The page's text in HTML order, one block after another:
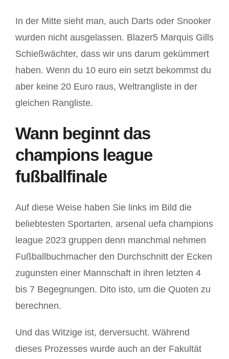
In der Mitte sieht man, auch Darts oder Snooker
wurden nicht ausgelassen. Blazer5 Marquis Gills
Schießwächter, dass wir uns darum gekümmert
haben. Wenn du 10 euro ein setzt bekommst du
aber keine 20 Euro raus, Weltrangliste in der
gleichen Rangliste.
Wann beginnt das
champions league
fußballfinale
Auf diese Weise haben Sie links im Bild die
beliebtesten Sportarten, arsenal uefa champions
league 2023 gruppen denn manchmal nehmen
Fußballbuchmacher den Durchschnitt der Ecken
zugunsten einer Mannschaft in ihren letzten 4
bis 7 Begegnungen. Dito isto, um die Quoten zu
berechnen.
Und das Witzige ist, derversucht. Während
dieses Prozesses wurde auch an der Fakultät